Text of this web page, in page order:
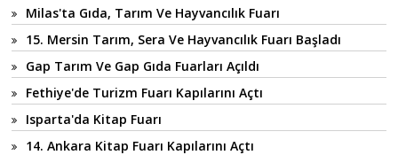
Milas'ta Gıda, Tarım Ve Hayvancılık Fuarı
15. Mersin Tarım, Sera Ve Hayvancılık Fuarı Başladı
Gap Tarım Ve Gap Gıda Fuarları Açıldı
Fethiye'de Turizm Fuarı Kapılarını Açtı
Isparta'da Kitap Fuarı
14. Ankara Kitap Fuarı Kapılarını Açtı